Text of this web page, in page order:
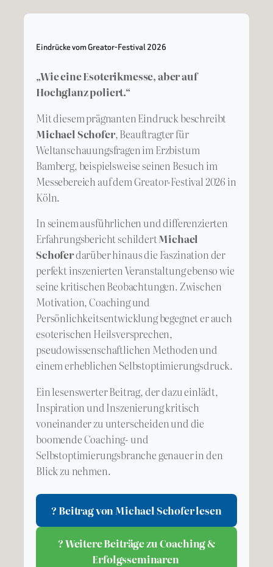
Eindrücke vom Greator-Festival 2026
„Wie eine Esoterikmesse, aber auf
Hochglanz poliert.“
Mit diesem prägnanten Eindruck beschreibt
Michael Schofer, Beauftragter für
Weltanschauungsfragen im Erzbistum
Bamberg, beispielsweise seinen Besuch im
Messebereich auf dem Greator-Festival 2026 in
Köln.
In seinem ausführlichen und differenzierten
Erfahrungsbericht schildertMichael
Schoferdarüber hinaus die Faszination der
perfekt inszenierten Veranstaltung ebenso wie
seine kritischen Beobachtungen. Zwischen
Motivation, Coaching und
Persönlichkeitsentwicklung begegnet er auch
esoterischen Heilsversprechen,
pseudowissenschaftlichen Methoden und
einem erheblichen Selbstoptimierungsdruck.
Ein lesenswerter Beitrag, der dazu einlädt,
Inspiration und Inszenierung kritisch
voneinander zu unterscheiden und die
boomende Coaching- und
Selbstoptimierungsbranche genauer in den
Blick zu nehmen.
? Beitrag von Michael Schofer lesen
? Weitere Beiträge zu Coaching &
Erfolgsseminaren